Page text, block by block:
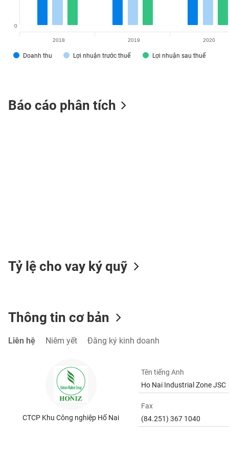
Doanh thu Lợi nhuận trước thuế Lợi nhuận sau thuế
0
2018 2019 2020
Báo cáo phân tích
Tỷ lệ cho vay ký quỹ
Thông tin cơ bản
Liên hệ Niêm yết Đăng ký kinh doanh
CTCP Khu Công nghiệp Hố Nai
Tên tiếng Anh
Ho Nai Industrial Zone JSC
Fax
(84.251) 367 1040
DÙNG
KHỎE
CHÍNH